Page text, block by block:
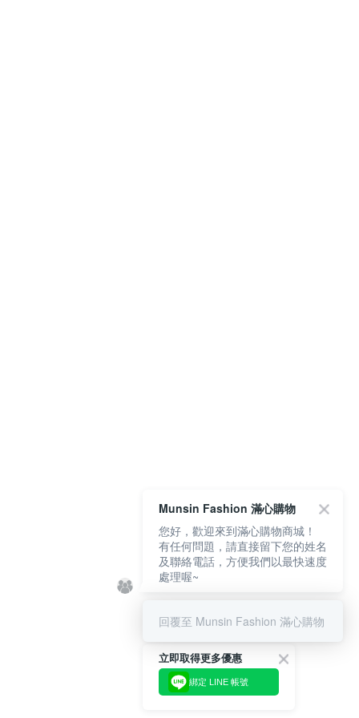
立即取得更多優惠
綁定 LINE 帳號
Munsin Fashion 滿心購物
您好，歡迎來到滿心購物商城！
有任何問題，請直接留下您的姓名
及聯絡電話，方便我們以最快速度
處理喔~
回覆至 Munsin Fashion 滿心購物